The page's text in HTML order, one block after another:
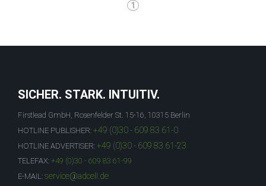
1
SICHER. STARK. INTUITIV.
Firstlead GmbH, Rosenfelder St. 15-16, 10315 Berlin
HOTLINE PUBLISHER: +49 (0)30 - 609 83 61-0
HOTLINE ADVERTISER: +49 (0)30 - 609 83 61-23
TELEFAX: +49 (0)30 - 609 83 61-99
E-MAIL: service@adcell.de